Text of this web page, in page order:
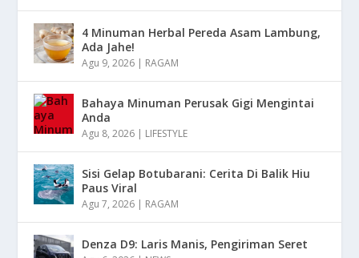
4 Minuman Herbal Pereda Asam Lambung,
Ada Jahe!
Agu 9, 2026 | RAGAM
Bahaya Minuman Perusak Gigi Mengintai
Anda
Agu 8, 2026 | LIFESTYLE
Sisi Gelap Botubarani: Cerita Di Balik Hiu
Paus Viral
Agu 7, 2026 | RAGAM
Denza D9: Laris Manis, Pengiriman Seret